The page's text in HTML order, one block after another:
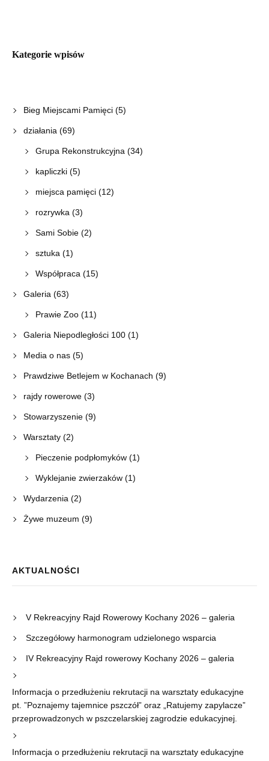
Kategorie wpisów
Bieg Miejscami Pamięci(5)
działania (69)
Grupa Rekonstrukcyjna (34)
kapliczki(5)
miejsca pamięci(12)
rozrywka (3)
Sami Sobie(2)
sztuka (1)
Współpraca (15)
Galeria (63)
Prawie Zoo(11)
Galeria Niepodległości 100(1)
Media o nas(5)
Prawdziwe Betlejem w Kochanach (9)
rajdy rowerowe(3)
Stowarzyszenie(9)
Warsztaty(2)
Pieczenie podpłomyków(1)
Wyklejanie zwierzaków(1)
Wydarzenia (2)
Żywe muzeum (9)
AKTUALNOŚCI
V Rekreacyjny Rajd Rowerowy Kochany 2026 – galeria
Szczegółowy harmonogram udzielonego wsparcia
IV Rekreacyjny Rajd rowerowy Kochany 2026 – galeria
Informacja o przedłużeniu rekrutacji na warsztaty edukacyjne
pt. ”Poznajemy tajemnice pszczół” oraz „Ratujemy zapylacze”
przeprowadzonych w pszczelarskiej zagrodzie edukacyjnej.
Informacja o przedłużeniu rekrutacji na warsztaty edukacyjne